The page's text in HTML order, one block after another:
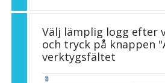
Välj lämplig logg efter
och tryck på knappen
verktygsfältet